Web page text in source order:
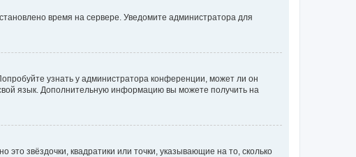
время на сервере. Уведомите администратора для
узнать у администратора конференции, может ли он
язык. Дополнительную информацию вы можете получить на
звёздочки, квадратики или точки, указывающие на то, сколько